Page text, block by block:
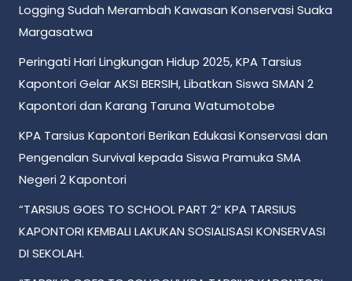
Logging Sudah Merambah Kawasan Konservasi Suaka
Margasatwa
Peringati Hari Lingkungan Hidup 2025, KPA Tarsius
Kapontori Gelar AKSI BERSIH, Libatkan Siswa SMAN 2
Kapontori dan Karang Taruna Watumotobe
KPA Tarsius Kapontori Berikan Edukasi Konservasi dan
Pengenalan Survival kepada Siswa Pramuka SMA
Negeri 2 Kapontori
“TARSIUS GOES TO SCHOOL PART 2” KPA TARSIUS
KAPONTORI KEMBALI LAKUKAN SOSIALISASI KONSERVASI
DI SEKOLAH.